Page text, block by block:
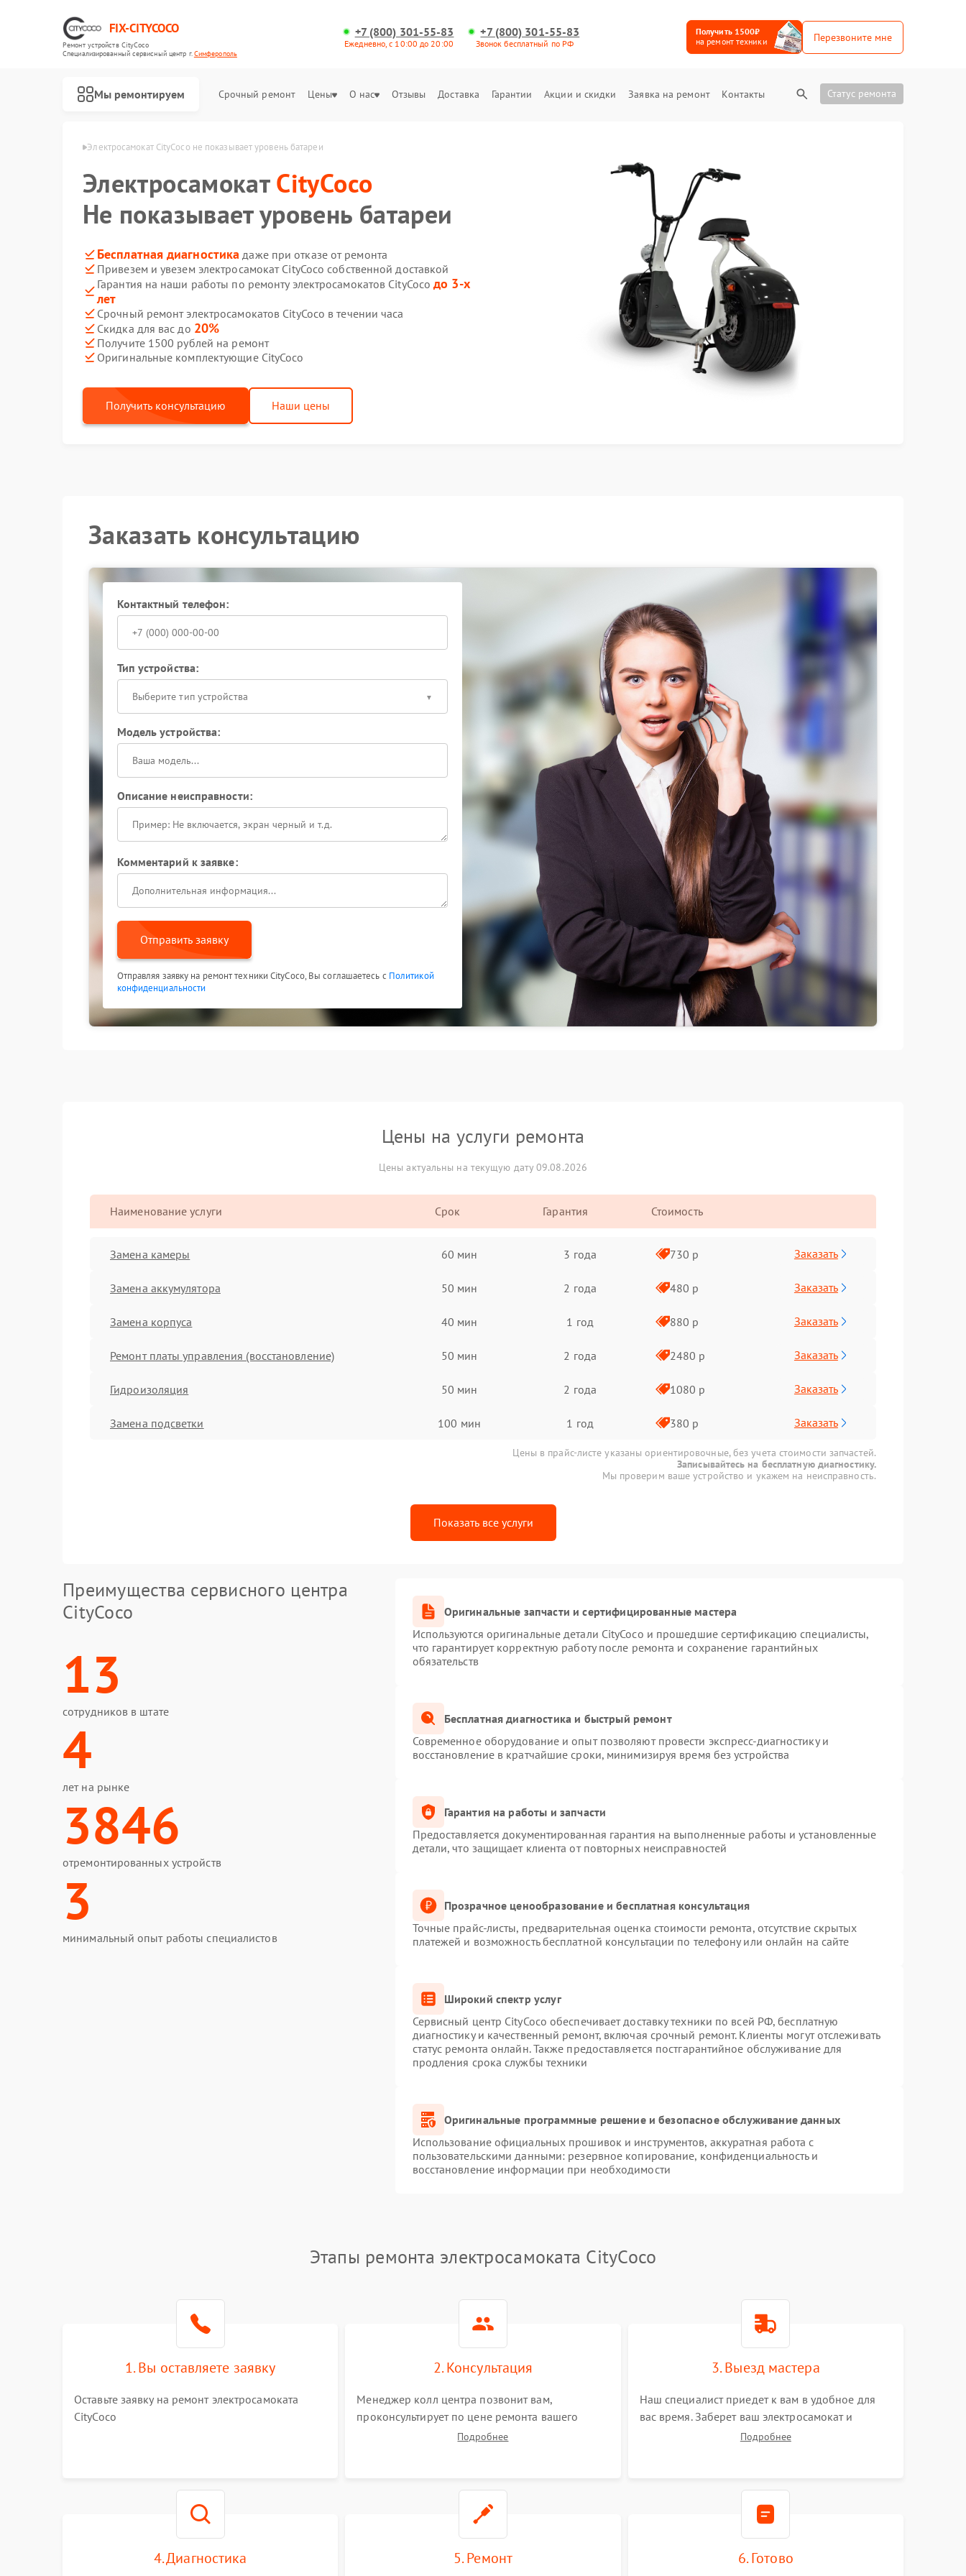
FIX-CITYCOCO
Ремонт устройств CityCoco
Специализированный cервисный центр г.Симферополь
+7 (800) 301-55-83
Ежедневно, с 10:00 до 20:00
+7 (800) 301-55-83
Звонок бесплатный по РФ
Получить 1500₽
на ремонт техники
Перезвоните мне
Мы ремонтируем Срочный ремонт Цены О нас Отзывы Доставка Гарантии Акции и скидки Заявка на ремонт Контакты Статус ремонта
в Симферополе Электросамокат CityCoco не показывает уровень батареи
ЭлектросамокатCityCoco
Не показывает уровень батареи
Бесплатная диагностика даже при отказе от ремонта
Привезем и увезем электросамокат CityCoco собственной доставкой
Гарантия на наши работы по ремонту электросамокатов CityCocoдо 3-х
лет
Срочный ремонт электросамокатов CityCoco в течении часа
Скидка для вас до 20%
Получите 1500 рублей на ремонт
Оригинальные комплектующие CityCoco
Получить консультацию Наши цены
Заказать консультацию
Контактный телефон:
Тип устройства:
Выберите тип устройства
Модель устройства:
Описание неисправности:
Комментарий к заявке:
Отправить заявку
Отправляя заявку на ремонт техники CityCoco, Вы соглашаетесь с Политикой
конфиденциальности
Цены на услуги ремонта
Цены актуальны на текущую дату 09.08.2026
Наименование услуги Срок Гарантия Стоимость
Замена камеры 60 мин 3 года 730 р Заказать
Замена аккумулятора 50 мин 2 года 480 р Заказать
Замена корпуса 40 мин 1 год 880 р Заказать
Ремонт платы управления (восстановление) 50 мин 2 года 2480 р Заказать
Гидроизоляция 50 мин 2 года 1080 р Заказать
Замена подсветки 100 мин 1 год 380 р Заказать
Цены в прайс-листе указаны ориентировочные, без учета стоимости запчастей.
Записывайтесь на бесплатную диагностику.
Мы проверим ваше устройство и укажем на неисправность.
Показать все услуги
Преимущества сервисного центра
CityCoco
13
сотрудников в штате
4
лет на рынке
3846
отремонтированных устройств
3
минимальный опыт работы специалистов
Оригинальные запчасти и сертифицированные мастера
Используются оригинальные детали CityCoco и прошедшие сертификацию специалисты,
что гарантирует корректную работу после ремонта и сохранение гарантийных
обязательств
Бесплатная диагностика и быстрый ремонт
Современное оборудование и опыт позволяют провести экспресс-диагностику и
восстановление в кратчайшие сроки, минимизируя время без устройства
Гарантия на работы и запчасти
Предоставляется документированная гарантия на выполненные работы и установленные
детали, что защищает клиента от повторных неисправностей
Прозрачное ценообразование и бесплатная консультация
Точные прайс-листы, предварительная оценка стоимости ремонта, отсутствие скрытых
платежей и возможность бесплатной консультации по телефону или онлайн на сайте
Широкий спектр услуг
Сервисный центр CityCoco обеспечивает доставку техники по всей РФ, бесплатную
диагностику и качественный ремонт, включая срочный ремонт. Клиенты могут отслеживать
статус ремонта онлайн. Также предоставляется постгарантийное обслуживание для
продления срока службы техники
Оригинальные программные решение и безопасное обслуживание данных
Использование официальных прошивок и инструментов, аккуратная работа с
пользовательскими данными: резервное копирование, конфиденциальность и
восстановление информации при необходимости
Этапы ремонта электросамоката CityCoco
1. Вы оставляете заявку
Оставьте заявку на ремонт электросамоката
CityCoco
2. Консультация
Менеджер колл центра позвонит вам,
проконсультирует по цене ремонта вашего
электросамоката а также ответит на все ваши
Подробнее
3. Выезд мастера
Наш специалист приедет к вам в удобное для
вас время. Заберет ваш электросамокат и
привезет на склад для диагностики.
Подробнее
4. Диагностика 5. Ремонт 6. Готово